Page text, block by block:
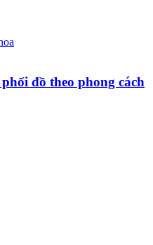
đồ theo phong cách